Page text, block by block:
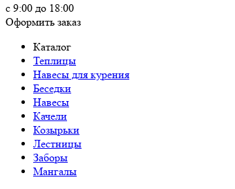
с 9:00 до 18:00
Оформить заказ
Каталог
Теплицы
Навесы для курения
Беседки
Навесы
Качели
Козырьки
Лестницы
Заборы
Мангалы